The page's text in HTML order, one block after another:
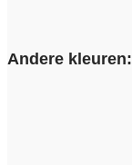
Andere kleuren: